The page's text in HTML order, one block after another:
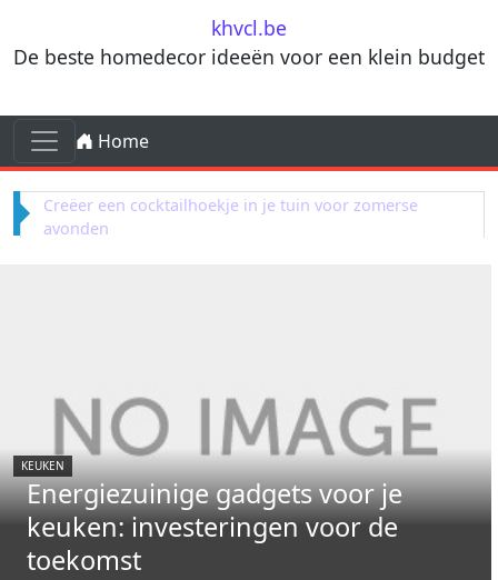
khvcl.be
De beste homedecor ideeën voor een klein budget
Skip to content
Main Navigation
Home
Terracotta decorelementen voor mediterrane
invloeden in je woonkamer
KEUKEN
Energiezuinige gadgets voor je
keuken: investeringen voor de
toekomst